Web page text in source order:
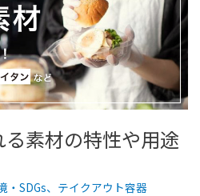
素材の特性や用途
・SDGs、 テイクアウト容器